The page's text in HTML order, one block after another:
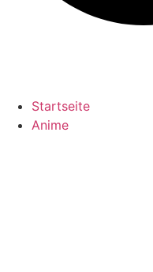
Startseite
Anime